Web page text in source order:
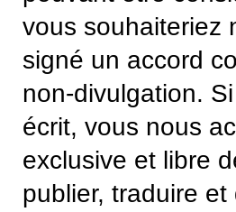
vous souhaiteriez
signé un accord
non-divulgation.
écrit, vous nous
exclusive et libre
publier, traduire